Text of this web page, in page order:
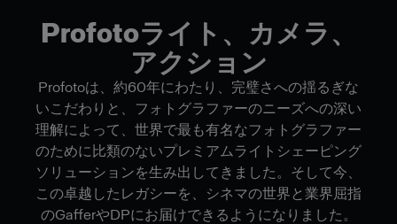
Profotoライト、カメラ、
アクション
Profotoは、約60年にわたり、完璧さへの揺るぎな
いこだわりと、フォトグラファーのニーズへの深い
理解によって、世界で最も有名なフォトグラファー
のために比類のないプレミアムライトシェーピング
ソリューションを生み出してきました。そして今、
この卓越したレガシーを、シネマの世界と業界屈指
のGafferやDPにお届けできるようになりました。